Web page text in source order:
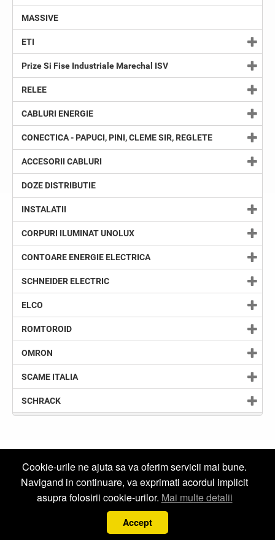
MASSIVE
ETI
Prize Si Fise Industriale Marechal ISV
RELEE
CABLURI ENERGIE
CONECTICA - PAPUCI, PINI, CLEME SIR, REGLETE
ACCESORII CABLURI
DOZE DISTRIBUTIE
INSTALATII
CORPURI ILUMINAT UNOLUX
CONTOARE ENERGIE ELECTRICA
SCHNEIDER ELECTRIC
ELCO
ROMTOROID
OMRON
SCAME ITALIA
SCHRACK
Newsletter
Social
Cookie-urile ne ajuta sa va oferim servicii mai bune.
Navigand in continuare, va exprimati acordul implicit
asupra folosirii cookie-urilor. Mai multe detalii
Accept